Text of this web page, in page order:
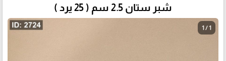
شبر ستان 2.5 سم ( 25 يرد )
1 / 1